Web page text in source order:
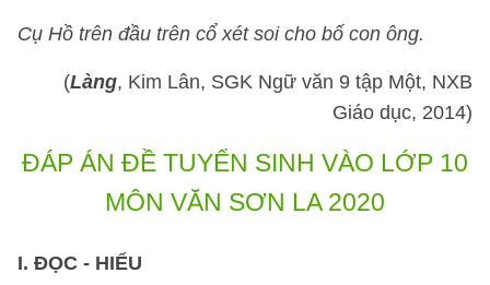
Cụ Hồ trên đầu trên cổ xét soi cho bố con ông.
(Làng, Kim Lân, SGK Ngữ văn 9 tập Một, NXB
Giáo dục, 2014)
ĐÁP ÁN ĐỀ TUYỂN SINH VÀO LỚP 10
MÔN VĂN SƠN LA 2020
I. ĐỌC - HIỂU